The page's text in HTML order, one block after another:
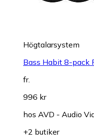
Högtalarsystem
Bass Habit 8-pack
fr.
996 kr
hos AVD - Audio
+2 butiker